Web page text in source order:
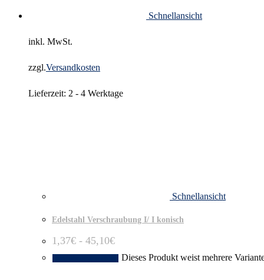
Schnellansicht
inkl. MwSt.
zzgl.Versandkosten
Lieferzeit: 2 - 4 Werktage
Schnellansicht
Edelstahl Verschraubung I/ I konisch
1,37€ - 45,10€
Dieses Produkt weist mehrere